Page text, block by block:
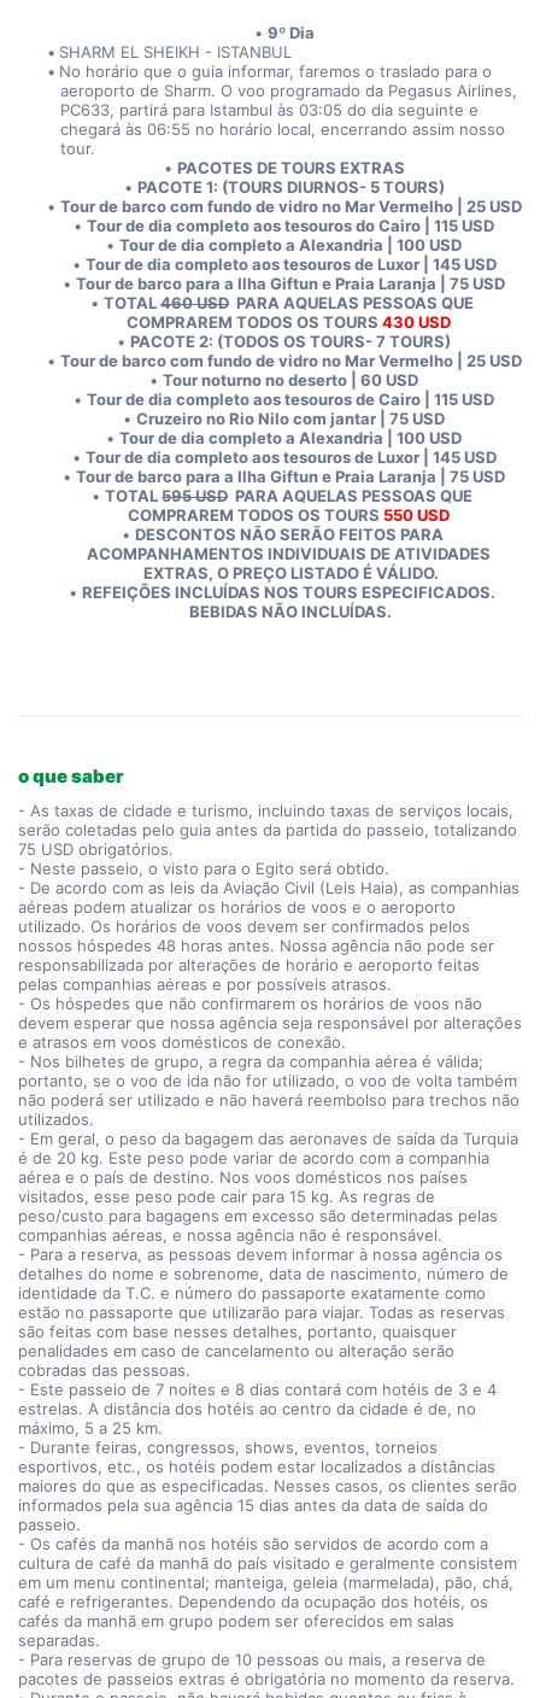
9º Dia
SHARM EL SHEIKH - ISTANBUL
No horário que o guia informar, faremos o traslado para o
aeroporto de Sharm. O voo programado da Pegasus Airlines,
PC633, partirá para Istambul às 03:05 do dia seguinte e
chegará às 06:55 no horário local, encerrando assim nosso
tour.
PACOTES DE TOURS EXTRAS
PACOTE 1: (TOURS DIURNOS- 5 TOURS)
Tour de barco com fundo de vidro no Mar Vermelho | 25 USD
Tour de dia completo aos tesouros do Cairo | 115 USD
Tour de dia completo a Alexandria | 100 USD
Tour de dia completo aos tesouros de Luxor | 145 USD
Tour de barco para a Ilha Giftun e Praia Laranja | 75 USD
TOTAL 460 USD PARA AQUELAS PESSOAS QUE
COMPRAREM TODOS OS TOURS 430 USD
PACOTE 2: (TODOS OS TOURS- 7 TOURS)
Tour de barco com fundo de vidro no Mar Vermelho | 25 USD
Tour noturno no deserto | 60 USD
Tour de dia completo aos tesouros de Cairo | 115 USD
Cruzeiro no Rio Nilo com jantar | 75 USD
Tour de dia completo a Alexandria | 100 USD
Tour de dia completo aos tesouros de Luxor | 145 USD
Tour de barco para a Ilha Giftun e Praia Laranja | 75 USD
TOTAL 595 USD PARA AQUELAS PESSOAS QUE
COMPRAREM TODOS OS TOURS 550 USD
DESCONTOS NÃO SERÃO FEITOS PARA
ACOMPANHAMENTOS INDIVIDUAIS DE ATIVIDADES
EXTRAS, O PREÇO LISTADO É VÁLIDO.
REFEIÇÕES INCLUÍDAS NOS TOURS ESPECIFICADOS.
BEBIDAS NÃO INCLUÍDAS.
o que saber
- As taxas de cidade e turismo, incluindo taxas de serviços locais,
serão coletadas pelo guia antes da partida do passeio, totalizando
75 USD obrigatórios.
- Neste passeio, o visto para o Egito será obtido.
- De acordo com as leis da Aviação Civil (Leis Haia), as companhias
aéreas podem atualizar os horários de voos e o aeroporto
utilizado. Os horários de voos devem ser confirmados pelos
nossos hóspedes 48 horas antes. Nossa agência não pode ser
responsabilizada por alterações de horário e aeroporto feitas
pelas companhias aéreas e por possíveis atrasos.
- Os hóspedes que não confirmarem os horários de voos não
devem esperar que nossa agência seja responsável por alterações
e atrasos em voos domésticos de conexão.
- Nos bilhetes de grupo, a regra da companhia aérea é válida;
portanto, se o voo de ida não for utilizado, o voo de volta também
não poderá ser utilizado e não haverá reembolso para trechos não
utilizados.
- Em geral, o peso da bagagem das aeronaves de saída da Turquia
é de 20 kg. Este peso pode variar de acordo com a companhia
aérea e o país de destino. Nos voos domésticos nos países
visitados, esse peso pode cair para 15 kg. As regras de
peso/custo para bagagens em excesso são determinadas pelas
companhias aéreas, e nossa agência não é responsável.
- Para a reserva, as pessoas devem informar à nossa agência os
detalhes do nome e sobrenome, data de nascimento, número de
identidade da T.C. e número do passaporte exatamente como
estão no passaporte que utilizarão para viajar. Todas as reservas
são feitas com base nesses detalhes, portanto, quaisquer
penalidades em caso de cancelamento ou alteração serão
cobradas das pessoas.
- Este passeio de 7 noites e 8 dias contará com hotéis de 3 e 4
estrelas. A distância dos hotéis ao centro da cidade é de, no
máximo, 5 a 25 km.
- Durante feiras, congressos, shows, eventos, torneios
esportivos, etc., os hotéis podem estar localizados a distâncias
maiores do que as especificadas. Nesses casos, os clientes serão
informados pela sua agência 15 dias antes da data de saída do
passeio.
- Os cafés da manhã nos hotéis são servidos de acordo com a
cultura de café da manhã do país visitado e geralmente consistem
em um menu continental; manteiga, geleia (marmelada), pão, chá,
café e refrigerantes. Dependendo da ocupação dos hotéis, os
cafés da manhã em grupo podem ser oferecidos em salas
separadas.
- Para reservas de grupo de 10 pessoas ou mais, a reserva de
pacotes de passeios extras é obrigatória no momento da reserva.